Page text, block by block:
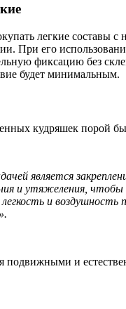
легкие составы с
При его
фиксацию без
будет минимальным.
кудряшек порой
является
и утяжеления, чтобы
и воздушность
подвижными и